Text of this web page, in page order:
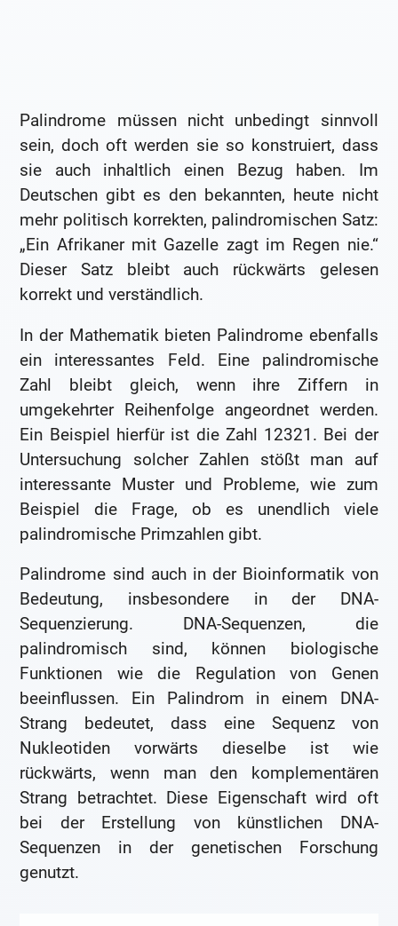
Palindrome müssen nicht unbedingt sinnvoll
sein, doch oft werden sie so konstruiert, dass
sie auch inhaltlich einen Bezug haben. Im
Deutschen gibt es den bekannten, heute nicht
mehr politisch korrekten, palindromischen Satz:
„Ein Afrikaner mit Gazelle zagt im Regen nie.“
Dieser Satz bleibt auch rückwärts gelesen
korrekt und verständlich.
In der Mathematik bieten Palindrome ebenfalls
ein interessantes Feld. Eine palindromische
Zahl bleibt gleich, wenn ihre Ziffern in
umgekehrter Reihenfolge angeordnet werden.
Ein Beispiel hierfür ist die Zahl 12321. Bei der
Untersuchung solcher Zahlen stößt man auf
interessante Muster und Probleme, wie zum
Beispiel die Frage, ob es unendlich viele
palindromische Primzahlen gibt.
Palindrome sind auch in der Bioinformatik von
Bedeutung, insbesondere in der DNA-
Sequenzierung. DNA-Sequenzen, die
palindromisch sind, können biologische
Funktionen wie die Regulation von Genen
beeinflussen. Ein Palindrom in einem DNA-
Strang bedeutet, dass eine Sequenz von
Nukleotiden vorwärts dieselbe ist wie
rückwärts, wenn man den komplementären
Strang betrachtet. Diese Eigenschaft wird oft
bei der Erstellung von künstlichen DNA-
Sequenzen in der genetischen Forschung
genutzt.